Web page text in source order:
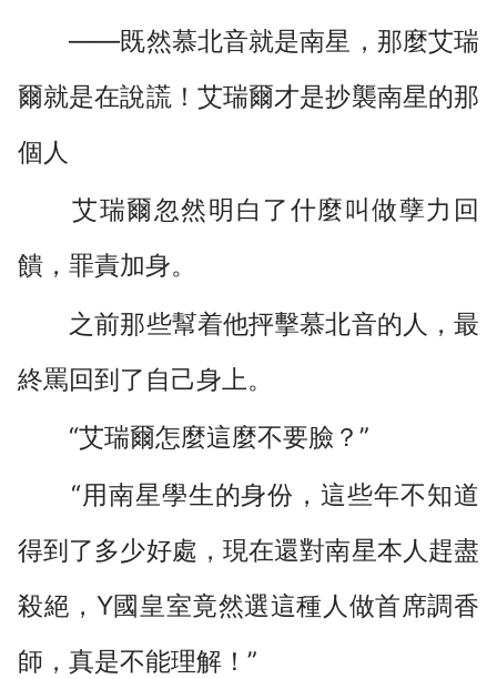
――既然慕北音就是南星，那麼艾瑞
爾就是在說謊！艾瑞爾才是抄襲南星的那
個人
艾瑞爾忽然明白了什麼叫做孽力回
饋，罪責加身。
之前那些幫着他抨擊慕北音的人，最
終罵回到了自己身上。
“艾瑞爾怎麼這麼不要臉？”
“用南星學生的身份，這些年不知道
得到了多少好處，現在還對南星本人趕盡
殺絕，Y國皇室竟然選這種人做首席調香
師，真是不能理解！”